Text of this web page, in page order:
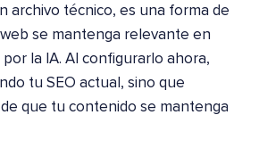
archivo técnico, es una forma de
se mantenga relevante en
la IA. Al configurarlo ahora,
tu SEO actual, sino que
que tu contenido se mantenga